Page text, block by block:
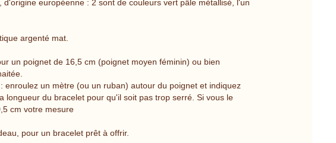
d'origine européenne : 2 sont de couleurs vert pâle métallisé, l'un
argenté mat.
un poignet de 16,5 cm (poignet moyen féminin) ou bien
enroulez un mètre (ou un ruban) autour du poignet et indiquez
longueur du bracelet pour qu'il soit pas trop serré. Si vous le
cm votre mesure
pour un bracelet prêt à offrir.